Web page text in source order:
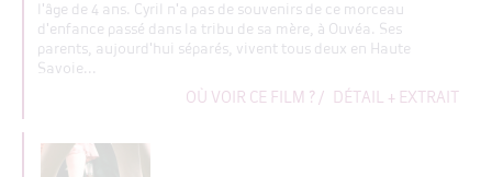
l'âge de 4 ans. Cyril n'a pas de souvenirs de ce morceau
d'enfance passé dans la tribu de sa mère, à Ouvéa. Ses
parents, aujourd'hui séparés, vivent tous deux en Haute
Savoie...
OÙ VOIR CE FILM ? / DÉTAIL + EXTRAIT